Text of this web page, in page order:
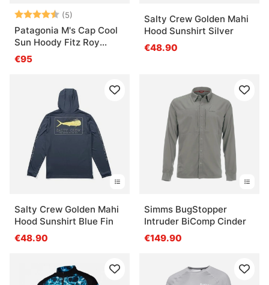
Bewertung:(5)
4.6 von 5 Sternen
Patagonia M's Cap Cool
Sun Hoody Fitz Roy
Trout CGSX
€95
Salty Crew Golden Mahi
Hood Sunshirt Silver
€48.90
Salty Crew Golden Mahi
Hood Sunshirt Blue Fin
€48.90
Simms BugStopper
Intruder BiComp Cinder
€149.90